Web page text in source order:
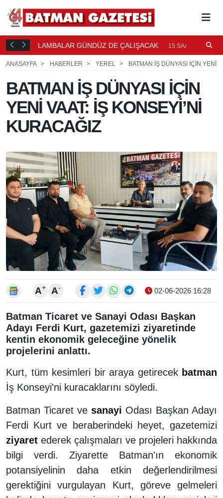
LAMBALAR GÜNDÜZ DE ÇALIŞACAK 15 SAAT ÖNCE
ANASAYFA HABERLER YEREL BATMAN İŞ DÜNYASI İÇİN YENİ
BATMAN İŞ DÜNYASI İÇİN
YENİ VAAT: İŞ KONSEYİ’Nİ
KURACAĞIZ
A+ A- 02-06-2026 16:28
Batman Ticaret ve Sanayi Odası Başkan
Adayı Ferdi Kurt, gazetemizi ziyaretinde
kentin ekonomik geleceğine yönelik
projelerini anlattı.
Kurt, tüm kesimleri bir araya getirecek batman
İş Konseyi'ni kuracaklarını söyledi.
Batman Ticaret ve sanayi Odası Başkan Adayı
Ferdi Kurt ve beraberindeki heyet, gazetemizi
ziyaret ederek çalışmaları ve projeleri hakkında
bilgi verdi. Ziyarette Batman'ın ekonomik
potansiyelinin daha etkin değerlendirilmesi
gerektiğini vurgulayan Kurt, göreve gelmeleri